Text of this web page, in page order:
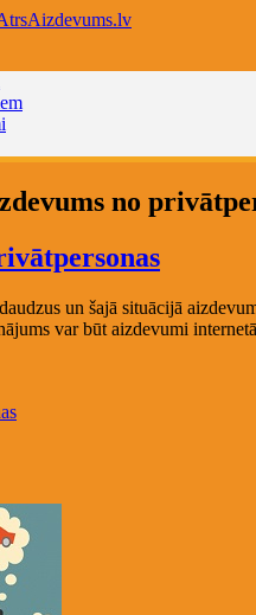
no
un šajā situācijā
var būt aizdevumi